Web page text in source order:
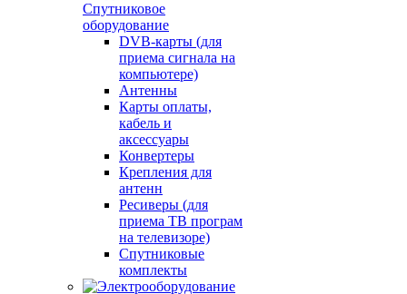
Спутниковое
оборудование
DVB-карты (для
приема сигнала на
компьютере)
Антенны
Карты оплаты,
кабель и
аксессуары
Конвертеры
Крепления для
антенн
Ресиверы (для
приема ТВ програм
на телевизоре)
Спутниковые
комплекты